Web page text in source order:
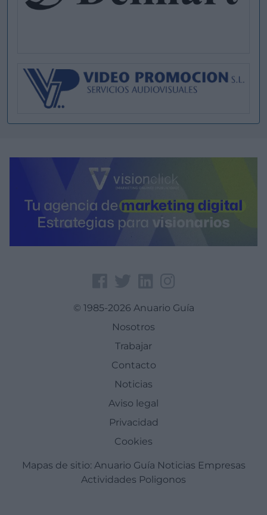
© 1985-2026 Anuario Guía
Nosotros
Trabajar
Contacto
Noticias
Aviso legal
Privacidad
Cookies
Mapas de sitio: Anuario Guía Noticias Empresas
Actividades Poligonos